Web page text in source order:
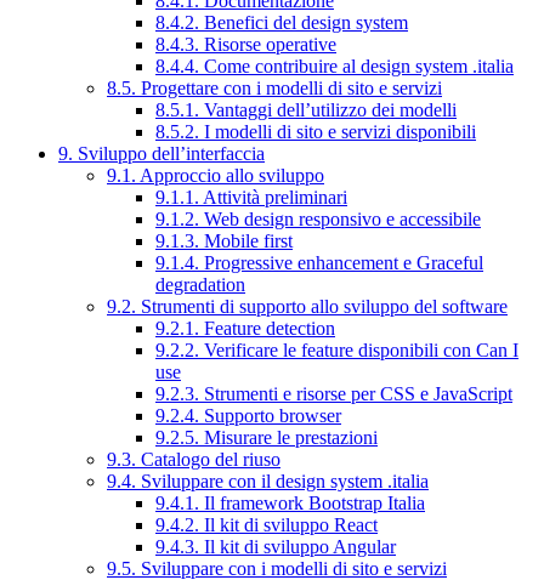
8.4.2. Benefici del design system
8.4.3. Risorse operative
8.4.4. Come contribuire al design system .italia
8.5. Progettare con i modelli di sito e servizi
8.5.1. Vantaggi dell’utilizzo dei modelli
8.5.2. I modelli di sito e servizi disponibili
9. Sviluppo dell’interfaccia
9.1. Approccio allo sviluppo
9.1.1. Attività preliminari
9.1.2. Web design responsivo e accessibile
9.1.3. Mobile first
9.1.4. Progressive enhancement e Graceful
degradation
9.2. Strumenti di supporto allo sviluppo del software
9.2.1. Feature detection
9.2.2. Verificare le feature disponibili con Can I
use
9.2.3. Strumenti e risorse per CSS e JavaScript
9.2.4. Supporto browser
9.2.5. Misurare le prestazioni
9.3. Catalogo del riuso
9.4. Sviluppare con il design system .italia
9.4.1. Il framework Bootstrap Italia
9.4.2. Il kit di sviluppo React
9.4.3. Il kit di sviluppo Angular
9.5. Sviluppare con i modelli di sito e servizi